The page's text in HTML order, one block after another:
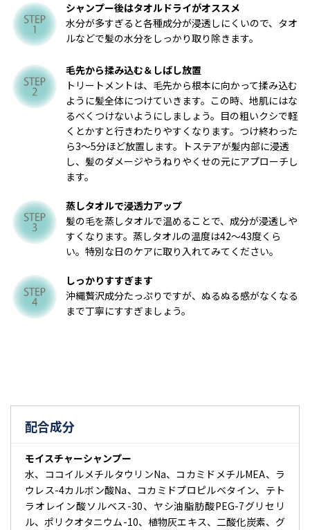
シャンプー後はタオルドライがオススメ
水分が多すぎると各種成分が浸透しにくいので、タオ
ルなどで髪の水分をしっかり取り除きます。
毛先から揉み込む＆しばし放置
トリートメントは、毛先から根本に向かって揉み込む
ように髪全体につけていきます。この時、地肌にはな
るべくつけないようにしましょう。目の粗いクシで軽
くとかすと行きわたりやすくなります。つけ終わった
ら3～5分ほど放置します。トステアが髪内部に浸透
し、髪のダメージやうねりやくせの元にアプローチし
ます。
蒸しタオルで浸透力アップ
髪の毛を蒸しタオルで温めることで、成分が浸透しや
すくなります。蒸しタオルの温度は42～43度くら
い。特別な日のケアに取り入れてみてください。
しっかりすすぎます
沖縄贅沢成分たっぷりですが、ぬるぬる感がなくなる
まで丁寧にすすぎましょう。
配合成分
モイスチャーシャンプー
水、ココイルメチルタウリンNa、コカミドメチルMEA、ラ
ウレス-4カルボン酸Na、コカミドプロピルベタイン、テト
ラオレイン酸ソルベス-30、ヤシ油脂肪酸PEG-7グリセリ
ル、ポリクオタニウム-10、植物灰エキス、二酸化炭素、グ